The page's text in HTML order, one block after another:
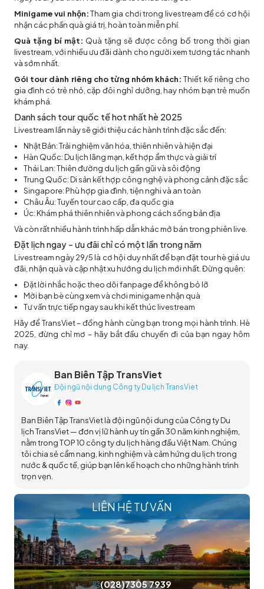
Minigame vui nhộn:Tham gia chơi trong livestream để có cơ hội
nhận các phần quà giá trị, hoàn toàn miễn phí.
Quà tặng bí mật: Quà tặng sẽ được công bố trong thời gian
livestream, với nhiều ưu đãi dành cho người xem tương tác nhanh
và sớm nhất.
Gói tour dành riêng cho từng nhóm khách:Thiết kế riêng cho
gia đình có trẻ nhỏ, cặp đôi nghỉ dưỡng, hay nhóm bạn trẻ muốn
khám phá.
Danh sách tour quốc tế hot nhất hè 2025
Livestream lần này sẽ giới thiệu các hành trình đặc sắc đến:
Nhật Bản: Trải nghiệm văn hóa, thiên nhiên và hiện đại
Hàn Quốc: Du lịch lãng mạn, kết hợp ẩm thực và giải trí
Thái Lan: Thiên đường du lịch gần gũi và sôi động
Trung Quốc: Di sản kết hợp công nghệ và phong cảnh đặc sắc
Singapore: Phù hợp gia đình, tiện nghi và an toàn
Châu Âu: Tuyến tour cao cấp, đa quốc gia
Úc: Khám phá thiên nhiên và phong cách sống bản địa
Và còn rất nhiều hành trình hấp dẫn khác mở bán trong phiên live.
Đặt lịch ngay – ưu đãi chỉ có một lần trong năm
Livestream ngày 29/5 là cơ hội duy nhất để bạn đặt tour hè giá ưu
đãi, nhận quà và cập nhật xu hướng du lịch mới nhất. Đừng quên:
Đặt lời nhắc hoặc theo dõi fanpage để không bỏ lỡ
Mời bạn bè cùng xem và chơi minigame nhận quà
Tư vấn trực tiếp ngay sau khi kết thúc livestream
Hãy để TransViet – đồng hành cùng bạn trong mọi hành trình. Hè
2025, đừng chỉ mơ – hãy bắt đầu chuyến đi của bạn ngay hôm
nay.
Ban Biên Tập TransViet
Đội ngũ nội dung Công ty Du lịch TransViet
Ban Biên Tập TransViet là đội ngũ nội dung của Công ty Du
lịch TransViet — đơn vị lữ hành uy tín gần 30 năm kinh nghiệm,
nằm trong TOP 10 công ty du lịch hàng đầu Việt Nam. Chúng
tôi chia sẻ cẩm nang, kinh nghiệm và cảm hứng du lịch trong
nước & quốc tế, giúp bạn lên kế hoạch cho những hành trình
trọn vẹn.
LIÊN HỆ TƯ VẤN
(028)7305 7939